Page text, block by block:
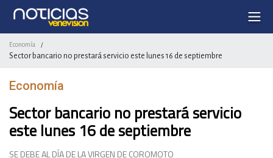
Economía /
Sector bancario no prestará servicio este lunes 16 de septiembre
Economía
Sector bancario no prestará servicio
este lunes 16 de septiembre
SE DEBE AL DÍA DE LA VIRGEN DE COROMOTO